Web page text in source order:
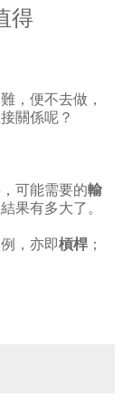
得
，便不去做，
關係呢？
，可能需要的輸
果有多大了。
，亦即槓桿 ；